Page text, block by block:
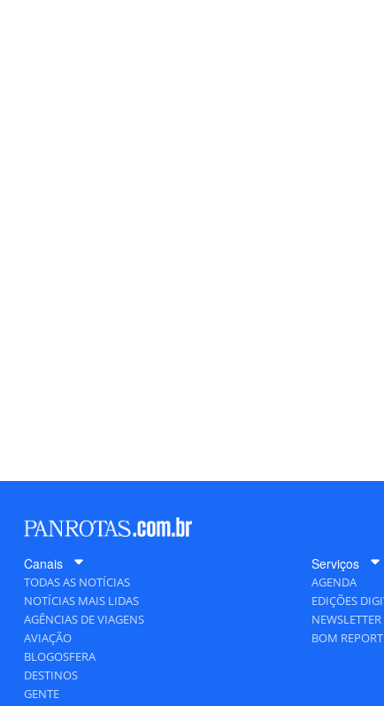
Canais
TODAS AS NOTÍCIAS
NOTÍCIAS MAIS LIDAS
AGÊNCIAS DE VIAGENS
AVIAÇÃO
BLOGOSFERA
DESTINOS
GENTE
Serviços
AGENDA
EDIÇÕES
NEWSLETTER
BOM REPORT